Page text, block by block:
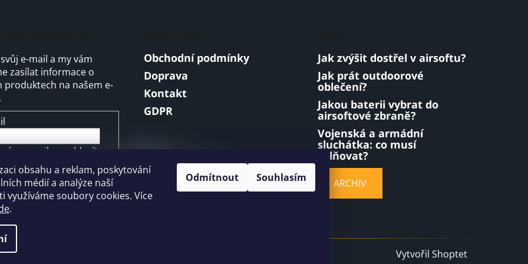
obsahu a reklam, poskytování
médií a analýze naší
využíváme soubory cookies. Více
.
Odmítnout Souhlasím
e-mail a my vám
zasílat informace o
produktech na našem e-
e-mailu souhlasíte s
ochrany
údajů
SE
Obchodní podmínky
Doprava
Kontakt
GDPR
Jak zvýšit dostřel v airsoftu?
Jak prát outdoorové
oblečení?
Jakou baterii vybrat do
airsoftové zbraně?
Vojenská a armádní
sluchátka: co musí
splňovat?
ARCHIV
Vytvořil Shoptet
vyhrazena.